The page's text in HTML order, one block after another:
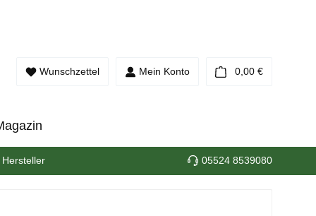
Wunschzettel Mein Konto 0,00 €Warenkorb
05524 8539080